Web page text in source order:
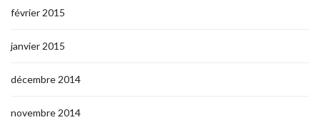
février 2015
janvier 2015
décembre 2014
novembre 2014